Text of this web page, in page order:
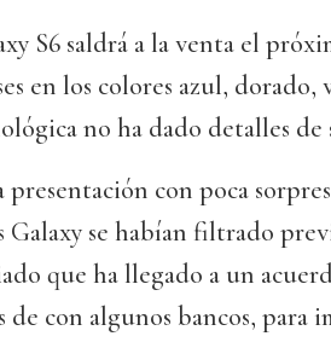
S6 saldrá a la venta el
en los colores azul,
no ha dado detalles de
presentación con poca
Galaxy se habían filtrado
que ha llegado a un
de con algunos bancos, para